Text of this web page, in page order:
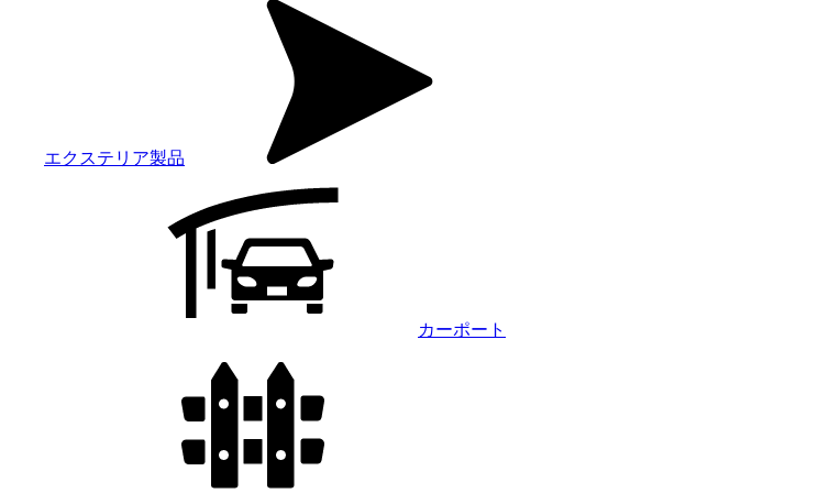
エクステリア製品
カーポート